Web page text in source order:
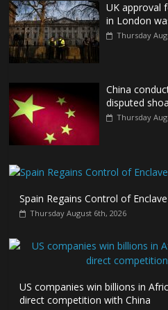
UK approval
in London
Thursday
China
disputed
Thursday
Spain Regains Control of
Thursday August 6th, 2026
US companies win billions in
direct competition with China